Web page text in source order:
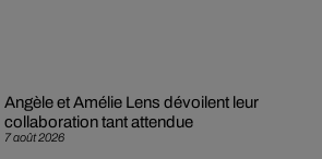
7 août 2026
Angèle et Amélie Lens dévoilent leur
collaboration tant attendue